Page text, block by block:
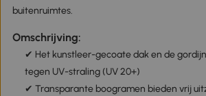
buitenruimtes.
Omschrijving:
✔ Het kunstleer-gecoate dak en de
tegen UV-straling (UV 20+)
✔ Transparante boogramen bieden vrij